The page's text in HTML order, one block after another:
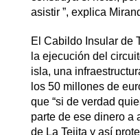
asistir ”, explica
El Cabildo Insular de
la ejecución del
isla, una
los 50 millones de
que “si de verdad
parte de ese dinero a
de La Tejita y así